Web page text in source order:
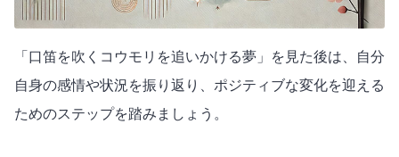
「口笛を吹くコウモリを追いかける夢」を見た後は、自分
自身の感情や状況を振り返り、ポジティブな変化を迎える
ためのステップを踏みましょう。